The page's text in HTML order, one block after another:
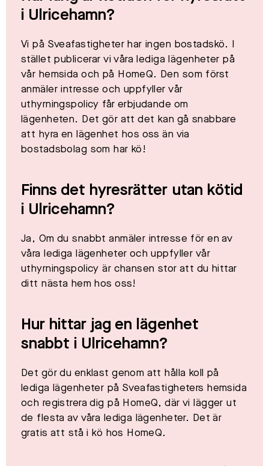
i Ulricehamn?
Vi på Sveafastigheter har ingen bostadskö. I
stället publicerar vi våra lediga lägenheter på
vår hemsida och på HomeQ. Den som först
anmäler intresse och uppfyller vår
uthyrningspolicy får erbjudande om
lägenheten. Det gör att det kan gå snabbare
att hyra en lägenhet hos oss än via
bostadsbolag som har kö!
Finns det hyresrätter utan kötid
i Ulricehamn?
Ja, Om du snabbt anmäler intresse för en av
våra lediga lägenheter och uppfyller vår
uthyrningspolicy är chansen stor att du hittar
ditt nästa hem hos oss!
Hur hittar jag en lägenhet
snabbt i Ulricehamn?
Det gör du enklast genom att hålla koll på
lediga lägenheter på Sveafastigheters hemsida
och registrera dig på HomeQ, där vi lägger ut
de flesta av våra lediga lägenheter. Det är
gratis att stå i kö hos HomeQ.